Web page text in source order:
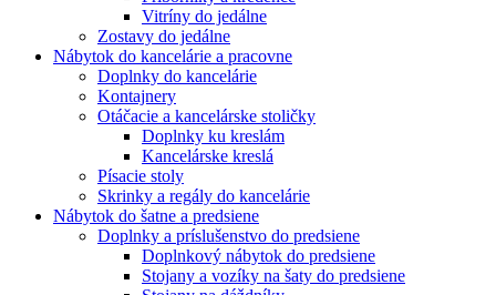
Vitríny do jedálne
Zostavy do jedálne
Nábytok do kancelárie a pracovne
Doplnky do kancelárie
Kontajnery
Otáčacie a kancelárske stoličky
Doplnky ku kreslám
Kancelárske kreslá
Písacie stoly
Skrinky a regály do kancelárie
Nábytok do šatne a predsiene
Doplnky a príslušenstvo do predsiene
Doplnkový nábytok do predsiene
Stojany a vozíky na šaty do predsiene